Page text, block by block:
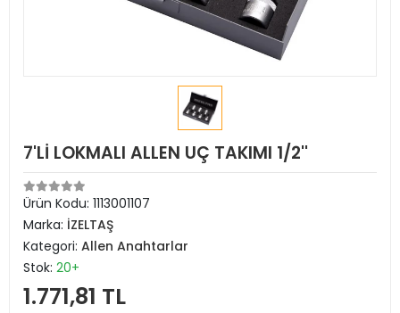
7'Lİ LOKMALI ALLEN UÇ TAKIMI 1/2''
Ürün Kodu: 1113001107
Marka: İZELTAŞ
Kategori: Allen Anahtarlar
Stok: 20+
1.771,81 TL